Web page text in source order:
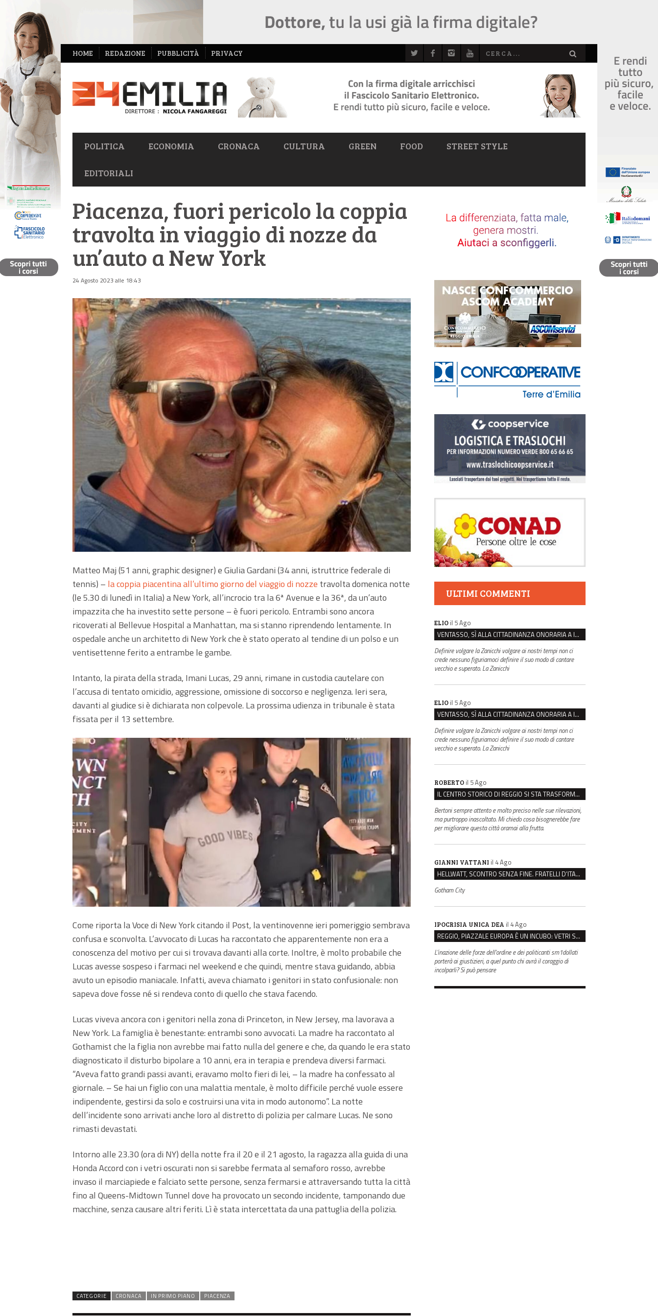
NAVIGAZIONE
SECONDARIA
HOME REDAZIONE PUBBLICITÀ PRIVACY
NAVIGAZIONE
PRIMARIA
POLITICA ECONOMIA CRONACA CULTURA GREEN FOOD STREET STYLE
EDITORIALI
Piacenza, fuori pericolo la coppia
travolta in viaggio di nozze da
un’auto a New York
24 Agosto 2023 alle 18:43
Matteo Maj (51 anni, graphic designer) e Giulia Gardani (34 anni, istruttrice federale di
tennis) – la coppia piacentina all’ultimo giorno del viaggio di nozze travolta domenica notte
(le 5.30 di lunedì in Italia) a New York, all’incrocio tra la 6ª Avenue e la 36ª, da un’auto
impazzita che ha investito sette persone – è fuori pericolo. Entrambi sono ancora
ricoverati al Bellevue Hospital a Manhattan, ma si stanno riprendendo lentamente. In
ospedale anche un architetto di New York che è stato operato al tendine di un polso e un
ventisettenne ferito a entrambe le gambe.
Intanto, la pirata della strada, Imani Lucas, 29 anni, rimane in custodia cautelare con
l’accusa di tentato omicidio, aggressione, omissione di soccorso e negligenza. Ieri sera,
davanti al giudice si è dichiarata non colpevole. La prossima udienza in tribunale è stata
fissata per il 13 settembre.
Come riporta la Voce di New York citando il Post, la ventinovenne ieri pomeriggio sembrava
confusa e sconvolta. L’avvocato di Lucas ha raccontato che apparentemente non era a
conoscenza del motivo per cui si trovava davanti alla corte. Inoltre, è molto probabile che
Lucas avesse sospeso i farmaci nel weekend e che quindi, mentre stava guidando, abbia
avuto un episodio maniacale. Infatti, aveva chiamato i genitori in stato confusionale: non
sapeva dove fosse né si rendeva conto di quello che stava facendo.
Lucas viveva ancora con i genitori nella zona di Princeton, in New Jersey, ma lavorava a
New York. La famiglia è benestante: entrambi sono avvocati. La madre ha raccontato al
Gothamist che la figlia non avrebbe mai fatto nulla del genere e che, da quando le era stato
diagnosticato il disturbo bipolare a 10 anni, era in terapia e prendeva diversi farmaci.
“Aveva fatto grandi passi avanti, eravamo molto fieri di lei, – la madre ha confessato al
giornale. – Se hai un figlio con una malattia mentale, è molto difficile perché vuole essere
indipendente, gestirsi da solo e costruirsi una vita in modo autonomo”. La notte
dell’incidente sono arrivati anche loro al distretto di polizia per calmare Lucas. Ne sono
rimasti devastati.
Intorno alle 23.30 (ora di NY) della notte fra il 20 e il 21 agosto, la ragazza alla guida di una
Honda Accord con i vetri oscurati non si sarebbe fermata al semaforo rosso, avrebbe
invaso il marciapiede e falciato sette persone, senza fermarsi e attraversando tutta la città
fino al Queens-Midtown Tunnel dove ha provocato un secondo incidente, tamponando due
macchine, senza causare altri feriti. Lì è stata intercettata da una pattuglia della polizia.
CATEGORIE CRONACA IN PRIMO PIANO PIACENZA
ULTIMI COMMENTI
ELIO il 5 Ago
VENTASSO, SÌ ALLA CITTADINANZA ONORARIA A IVA ZANICCHI. MA BARGIACCHI: “È DI PESSIMO GUSTO”
Definire volgare la Zanicchi volgare ai nostri tempi non ci
crede nessuno figuriamoci definire il suo modo di cantare
vecchio e superato. La Zanicchi
ELIO il 5 Ago
VENTASSO, SÌ ALLA CITTADINANZA ONORARIA A IVA ZANICCHI. MA BARGIACCHI: “È DI PESSIMO GUSTO”
Definire volgare la Zanicchi volgare ai nostri tempi non ci
crede nessuno figuriamoci definire il suo modo di cantare
vecchio e superato. La Zanicchi
ROBERTO il 5 Ago
IL CENTRO STORICO DI REGGIO SI STA TRASFORMANDO, E NON IN MEGLIO
Bertoni sempre attento e molto preciso nelle sue rilevazioni,
ma purtroppo inascoltato. Mi chiedo cosa bisognerebbe fare
per migliorare questa città oramai alla frutta.
GIANNI VATTANI il 4 Ago
HELLWATT, SCONTRO SENZA FINE. FRATELLI D’ITALIA: “MILANI PORTA DOCUMENTI, DE FRANCO INSULTI”
Gotham City
IPOCRISIA UNICA DEA il 4 Ago
REGGIO, PIAZZALE EUROPA È UN INCUBO: VETRI SPACCATI E FURTI SULLE AUTO IN SOSTA
L'inazione delle forze dell'ordine e dei politicanti sm1dollati
porterà ai giustizieri, a quel punto chi avrà il coraggio di
incolparli? Si può pensare